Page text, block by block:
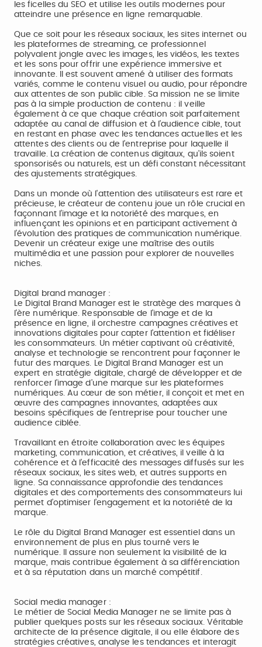
les ficelles du SEO et utilise les outils modernes pour
atteindre une présence en ligne remarquable.
Que ce soit pour les réseaux sociaux, les sites internet ou
les plateformes de streaming, ce professionnel
polyvalent jongle avec les images, les vidéos, les textes
et les sons pour offrir une expérience immersive et
innovante. Il est souvent amené à utiliser des formats
variés, comme le contenu visuel ou audio, pour répondre
aux attentes de son public cible. Sa mission ne se limite
pas à la simple production de contenu : il veille
également à ce que chaque création soit parfaitement
adaptée au canal de diffusion et à l’audience cible, tout
en restant en phase avec les tendances actuelles et les
attentes des clients ou de l’entreprise pour laquelle il
travaille. La création de contenus digitaux, qu'ils soient
sponsorisés ou naturels, est un défi constant nécessitant
des ajustements stratégiques.
Dans un monde où l'attention des utilisateurs est rare et
précieuse, le créateur de contenu joue un rôle crucial en
façonnant l’image et la notoriété des marques, en
influençant les opinions et en participant activement à
l’évolution des pratiques de communication numérique.
Devenir un créateur exige une maîtrise des outils
multimédia et une passion pour explorer de nouvelles
niches.
Digital brand manager :
Le Digital Brand Manager est le stratège des marques à
l'ère numérique. Responsable de l'image et de la
présence en ligne, il orchestre campagnes créatives et
innovations digitales pour capter l'attention et fidéliser
les consommateurs. Un métier captivant où créativité,
analyse et technologie se rencontrent pour façonner le
futur des marques. Le Digital Brand Manager est un
expert en stratégie digitale, chargé de développer et de
renforcer l’image d’une marque sur les plateformes
numériques. Au cœur de son métier, il conçoit et met en
œuvre des campagnes innovantes, adaptées aux
besoins spécifiques de l’entreprise pour toucher une
audience ciblée.
Travaillant en étroite collaboration avec les équipes
marketing, communication, et créatives, il veille à la
cohérence et à l’efficacité des messages diffusés sur les
réseaux sociaux, les sites web, et autres supports en
ligne. Sa connaissance approfondie des tendances
digitales et des comportements des consommateurs lui
permet d’optimiser l’engagement et la notoriété de la
marque.
Le rôle du Digital Brand Manager est essentiel dans un
environnement de plus en plus tourné vers le
numérique. Il assure non seulement la visibilité de la
marque, mais contribue également à sa différenciation
et à sa réputation dans un marché compétitif.
Social media manager :
Le métier de Social Media Manager ne se limite pas à
publier quelques posts sur les réseaux sociaux. Véritable
architecte de la présence digitale, il ou elle élabore des
stratégies créatives, analyse les tendances et interagit